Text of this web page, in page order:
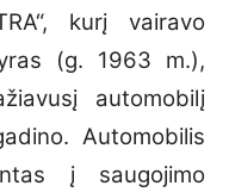
kurį vairavo
(g. 1963 m.),
automobilį
Automobilis
į saugojimo